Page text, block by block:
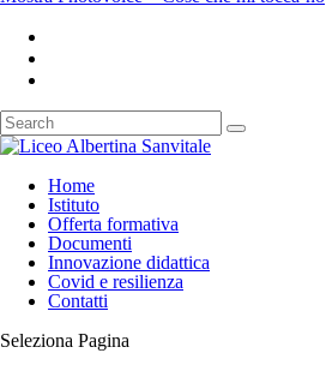
Home
Istituto
Offerta formativa
Documenti
Innovazione didattica
Covid e resilienza
Contatti
Seleziona Pagina